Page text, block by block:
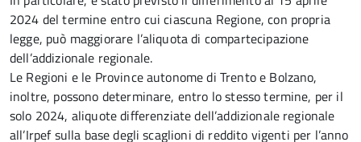
2024 del termine entro cui ciascuna Regione, con propria
legge, può maggiorare l’aliquota di compartecipazione
dell’addizionale regionale.
Le Regioni e le Province autonome di Trento e Bolzano,
inoltre, possono determinare, entro lo stesso termine, per il
solo 2024, aliquote differenziate dell’addizionale regionale
all’Irpef sulla base degli scaglioni di reddito vigenti per l’anno